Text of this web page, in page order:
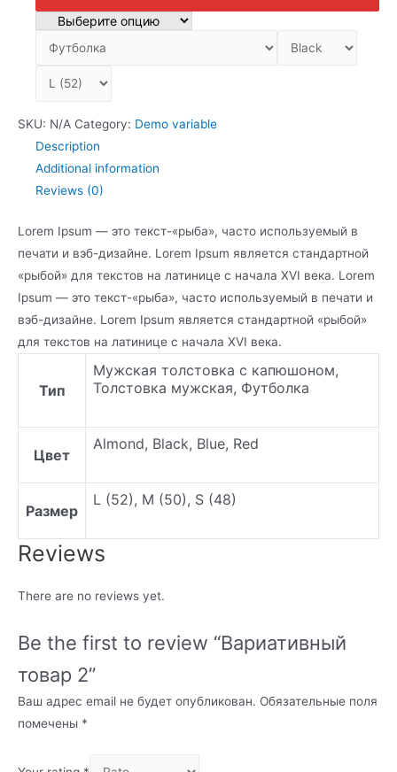
SKU: N/A Category: Demo variable
Description
Additional information
Reviews (0)
Lorem Ipsum — это текст-«рыба», часто используемый в
печати и вэб-дизайне. Lorem Ipsum является стандартной
«рыбой» для текстов на латинице с начала XVI века. Lorem
Ipsum — это текст-«рыба», часто используемый в печати и
вэб-дизайне. Lorem Ipsum является стандартной «рыбой»
для текстов на латинице с начала XVI века.
Тип
Мужская толстовка с капюшоном,
Толстовка мужская, Футболка
Цвет
Almond, Black, Blue, Red
Размер
L (52), M (50), S (48)
Reviews
There are no reviews yet.
Be the first to review “Вариативный
товар 2”
Ваш адрес email не будет опубликован. Обязательные поля
помечены *